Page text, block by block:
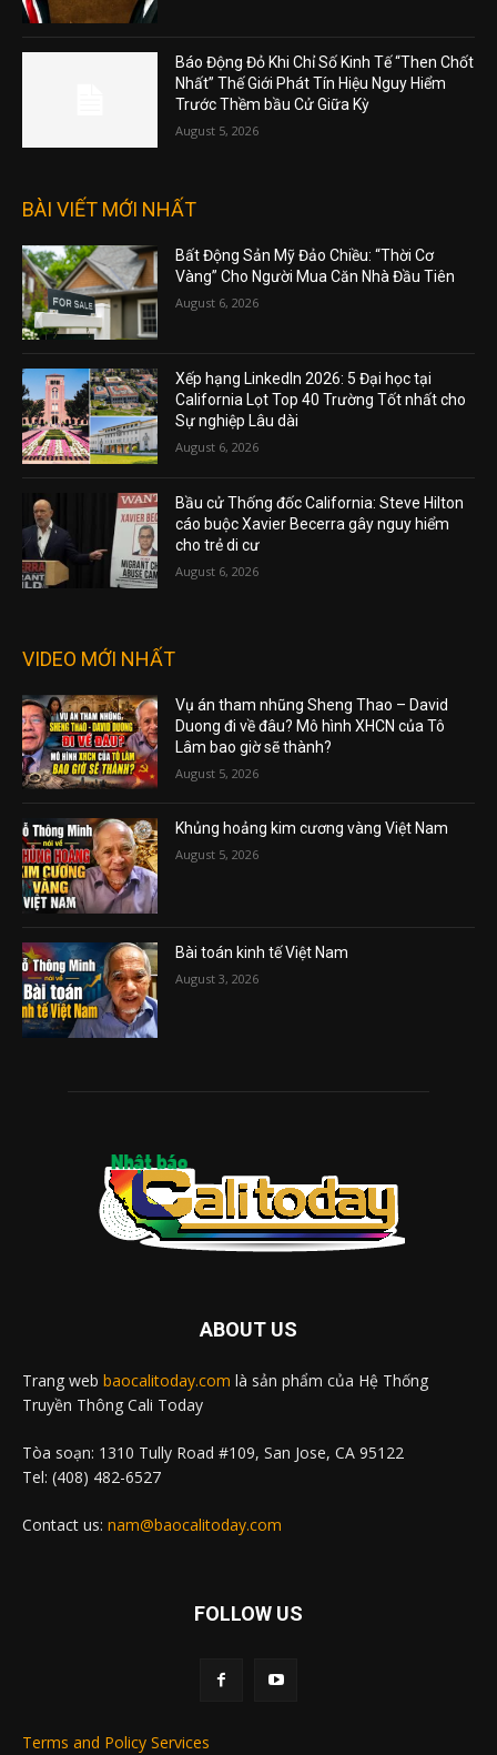
Báo Động Đỏ Khi Chỉ Số Kinh Tế “Then Chốt
Nhất” Thế Giới Phát Tín Hiệu Nguy Hiểm
Trước Thềm bầu Cử Giữa Kỳ
August 5, 2026
BÀI VIẾT MỚI NHẤT
Bất Động Sản Mỹ Đảo Chiều: “Thời Cơ
Vàng” Cho Người Mua Căn Nhà Đầu Tiên
August 6, 2026
Xếp hạng LinkedIn 2026: 5 Đại học tại
California Lọt Top 40 Trường Tốt nhất cho
Sự nghiệp Lâu dài
August 6, 2026
Bầu cử Thống đốc California: Steve Hilton
cáo buộc Xavier Becerra gây nguy hiểm
cho trẻ di cư
August 6, 2026
VIDEO MỚI NHẤT
Vụ án tham nhũng Sheng Thao – David
Duong đi về đâu? Mô hình XHCN của Tô
Lâm bao giờ sẽ thành?
August 5, 2026
Khủng hoảng kim cương vàng Việt Nam
August 5, 2026
Bài toán kinh tế Việt Nam
August 3, 2026
ABOUT US
Trang web baocalitoday.com là sản phẩm của Hệ Thống
Truyền Thông Cali Today
Tòa soạn: 1310 Tully Road #109, San Jose, CA 95122
Tel: (408) 482-6527
Contact us: nam@baocalitoday.com
FOLLOW US
Terms and Policy Services